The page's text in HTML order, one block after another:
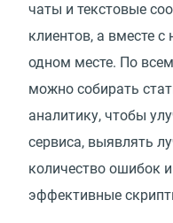
чаты и текстовые
клиентов, а вместе
одном месте. По
можно собирать
аналитику, чтобы
сервиса, выявлять
количество ошибок
эффективные